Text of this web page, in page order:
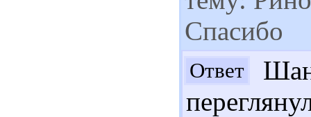
Спасибо
Ответ